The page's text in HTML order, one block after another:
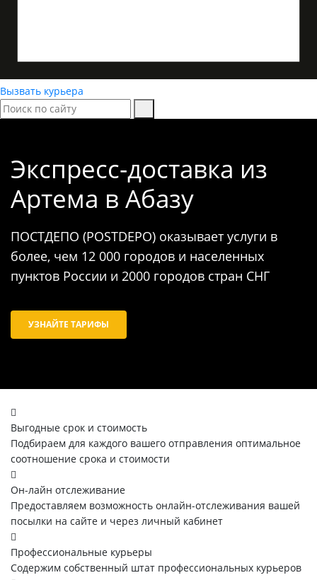
Вызвать курьера
Экспресс-доставка из
Артема в Абазу
ПОСТДЕПО (POSTDEPO) оказывает услуги в
более, чем 12 000 городов и населенных
пунктов России и 2000 городов стран СНГ
УЗНАЙТЕ ТАРИФЫ
Выгодные срок и стоимость
Подбираем для каждого вашего отправления оптимальное
соотношение срока и стоимости
Он-лайн отслеживание
Предоставляем возможность онлайн-отслеживания вашей
посылки на сайте и через личный кабинет
Профессиональные курьеры
Содержим собственный штат профессиональных курьеров